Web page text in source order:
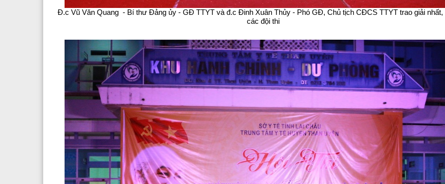
Đ.c Vũ Văn Quang - Bí thư Đảng ủy - GĐ TTYT và đ.c Đinh Xuân Thủy - Phó GĐ, Chủ tịch CĐCS TTYT trao giải nhất,
các đội thi